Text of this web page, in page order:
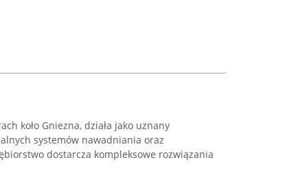
koło Gniezna, działa jako uznany
systemów nawadniania oraz
dostarcza kompleksowe rozwiązania